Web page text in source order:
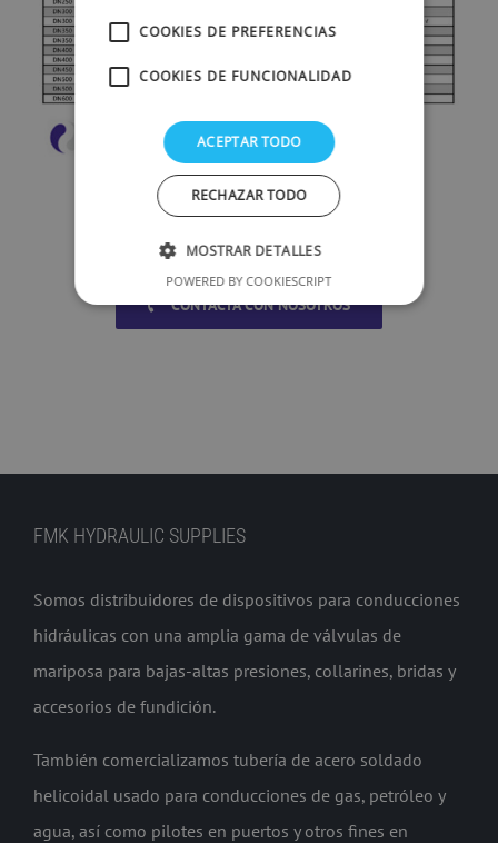
CONTACTA CON NOSOTROS
FMK HYDRAULIC SUPPLIES
Somos distribuidores de dispositivos para conducciones
hidráulicas con una amplia gama de válvulas de
mariposa para bajas-altas presiones, collarines, bridas y
accesorios de fundición.
También comercializamos tubería de acero soldado
helicoidal usado para conducciones de gas, petróleo y
agua, así como pilotes en puertos y otros fines en
COOKIES DE PREFERENCIAS
COOKIES DE FUNCIONALIDAD
ACEPTAR TODO
RECHAZAR TODO
MOSTRAR DETALLES
POWERED BY COOKIESCRIPT